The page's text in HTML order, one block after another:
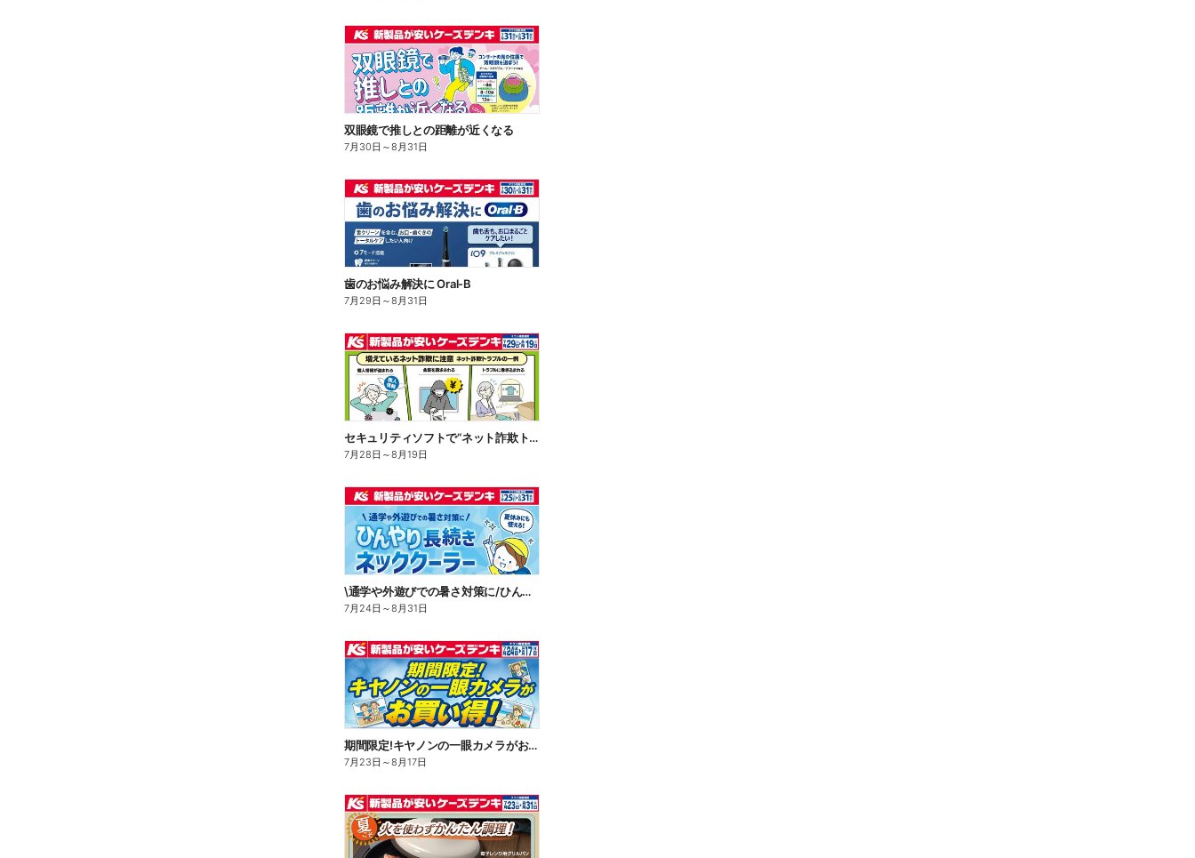
双眼鏡で推しとの距離が近くなる
7月30日 ～8月31日
歯のお悩み解決に Oral-B
7月29日 ～8月31日
セキュリティソフトで“ネット詐欺トラブル”から守る!
7月28日 ～8月19日
\通学や外遊びでの暑さ対策に/ひんやり長続きネッククーラー
7月24日 ～8月31日
期間限定!キヤノンの一眼カメラがお買い得!
7月23日 ～8月17日